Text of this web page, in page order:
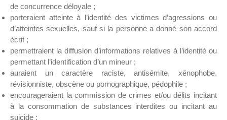
de concurrence déloyale ;
porteraient atteinte à l’identité des victimes d’agressions ou
d’atteintes sexuelles, sauf si la personne a donné son accord
écrit ;
permettraient la diffusion d’informations relatives à l’identité ou
permettant l’identification d’un mineur ;
auraient un caractère raciste, antisémite, xénophobe,
révisionniste, obscène ou pornographique, pédophile ;
encourageraient la commission de crimes et/ou délits incitant
à la consommation de substances interdites ou incitant au
suicide ;